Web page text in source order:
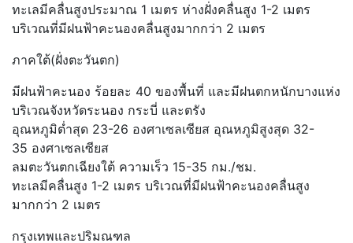
ทะเลมีคลื่นสูงประมาณ 1 เมตร ห่างฝั่งคลื่นสูง 1-2 เมตร
บริเวณที่มีฝนฟ้าคะนองคลื่นสูงมากกว่า 2 เมตร
ภาคใต้(ฝั่งตะวันตก)
มีฝนฟ้าคะนอง ร้อยละ 40 ของพื้นที่ และมีฝนตกหนักบางแห่ง
บริเวณจังหวัดระนอง กระบี่ และตรัง
อุณหภูมิต่ำสุด 23-26 องศาเซลเซียส อุณหภูมิสูงสุด 32-
35 องศาเซลเซียส
ลมตะวันตกเฉียงใต้ ความเร็ว 15-35 กม./ชม.
ทะเลมีคลื่นสูง 1-2 เมตร บริเวณที่มีฝนฟ้าคะนองคลื่นสูง
มากกว่า 2 เมตร
กรุงเทพและปริมณฑล